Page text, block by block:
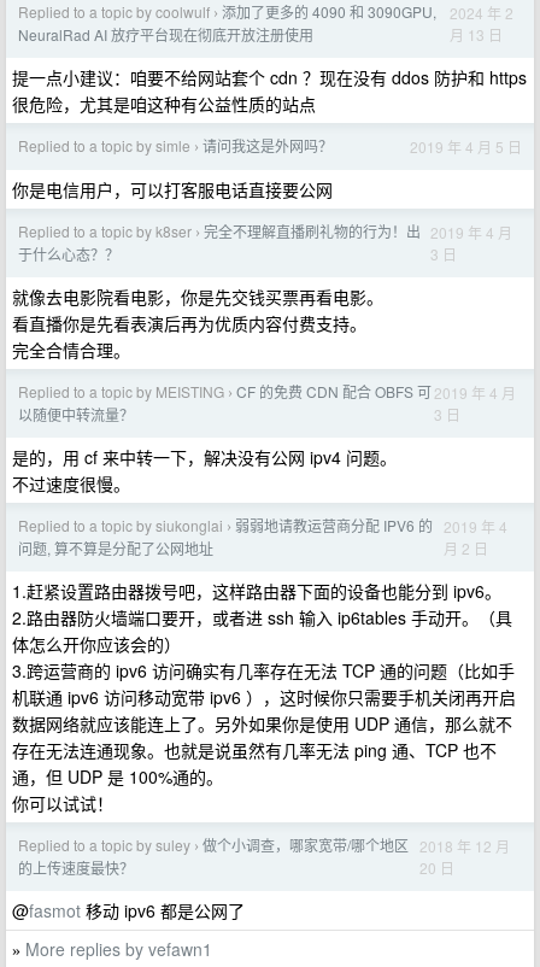
Replied to a topic by coolwulf › 添加了更多的 4090 和 3090GPU,
NeuralRad AI 放疗平台现在彻底开放注册使用
2024 年 2
月 13 日
提一点小建议：咱要不给网站套个 cdn ？现在没有 ddos 防护和 https
很危险，尤其是咱这种有公益性质的站点
Replied to a topic by simle › 请问我这是外网吗？ 2019 年 4 月 5 日
你是电信用户，可以打客服电话直接要公网
Replied to a topic by k8ser › 完全不理解直播刷礼物的行为！出
于什么心态？？
2019 年 4 月
3 日
就像去电影院看电影，你是先交钱买票再看电影。
看直播你是先看表演后再为优质内容付费支持。
完全合情合理。
Replied to a topic by MEISTING › CF 的免费 CDN 配合 OBFS 可
以随便中转流量？
2019 年 4 月
3 日
是的，用 cf 来中转一下，解决没有公网 ipv4 问题。
不过速度很慢。
Replied to a topic by siukonglai › 弱弱地请教运营商分配 IPV6 的
问题, 算不算是分配了公网地址
2019 年 4
月 2 日
1.赶紧设置路由器拨号吧，这样路由器下面的设备也能分到 ipv6。
2.路由器防火墙端口要开，或者进 ssh 输入 ip6tables 手动开。（具
体怎么开你应该会的）
3.跨运营商的 ipv6 访问确实有几率存在无法 TCP 通的问题（比如手
机联通 ipv6 访问移动宽带 ipv6 ），这时候你只需要手机关闭再开启
数据网络就应该能连上了。另外如果你是使用 UDP 通信，那么就不
存在无法连通现象。也就是说虽然有几率无法 ping 通、TCP 也不
通，但 UDP 是 100%通的。
你可以试试！
Replied to a topic by suley › 做个小调查，哪家宽带/哪个地区
的上传速度最快？
2018 年 12 月
20 日
@fasmot 移动 ipv6 都是公网了
» More replies by vefawn1